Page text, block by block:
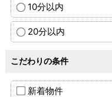
10分以内
20分以内
こだわりの条件
新着物件